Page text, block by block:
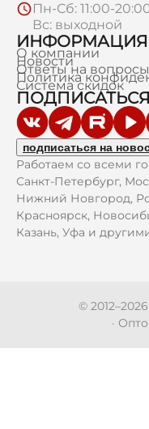
Пн-Сб: 11:00-
Вс: выходной
ИНФОРМАЦИЯ
О компании
Новости
Ответы на вопросы
Политика
Система скидок
ПОДПИСАТЬСЯ
подписаться на
Работаем со всеми
Санкт-Петербург,
Нижний Новгород,
Красноярск,
Казань, Уфа и
© 2012–2026
·